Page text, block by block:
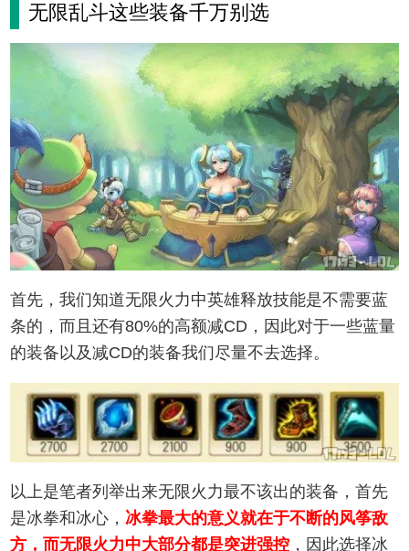
无限乱斗这些装备千万别选
首先，我们知道无限火力中英雄释放技能是不需要蓝
条的，而且还有80%的高额减CD，因此对于一些蓝量
的装备以及减CD的装备我们尽量不去选择。
以上是笔者列举出来无限火力最不该出的装备，首先
是冰拳和冰心， 冰拳最大的意义就在于不断的风筝敌
方，而无限火力中大部分都是突进强控 ，因此选择冰